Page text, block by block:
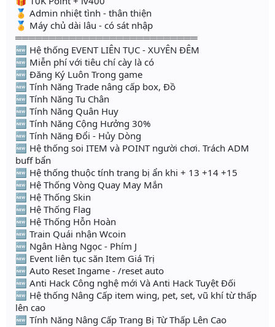
🏅 Admin nhiệt tình - thân thiện
🏅 Máy chủ dài lâu - có sát nhập
═══════════════════════════
🆕 Hệ thống EVENT LIÊN TỤC - XUYÊN ĐÊM
🆕 Miễn phí với tiêu chí cày là có
🆕 Đăng Ký Luôn Trong game
🆕 Tính Năng Trade nâng cấp box, Đồ
🆕 Tính Năng Tu Chân
🆕 Tính Năng Quân Huy
🆕 Tính Năng Cộng Hưởng 30%
🆕 Tính Năng Đổi - Hủy Dòng
🆕 Hệ thống soi ITEM và POINT người chơi. Trách ADM
buff bẩn
🆕 Hệ thống thuộc tính trang bị ẩn khi + 13 +14 +15
🆕 Hệ Thống Vòng Quay May Mắn
🆕 Hệ Thống Skin
🆕 Hệ Thống Flag
🆕 Hệ Thống Hỗn Hoàn
🆕 Train Quái nhận Wcoin
🆕 Ngân Hàng Ngọc - Phím J
🆕 Event liên tục săn Item Giá Trị
🆕 Auto Reset Ingame - /reset auto
🆕 Anti Hack Công nghệ mới Và Anti Hack Tuyệt Đối
🆕 Hệ thống Nâng Cấp item wing, pet, set, vũ khí từ thấp
lên cao
🆕 Tính Năng Nâng Cấp Trang Bị Từ Thấp Lên Cao